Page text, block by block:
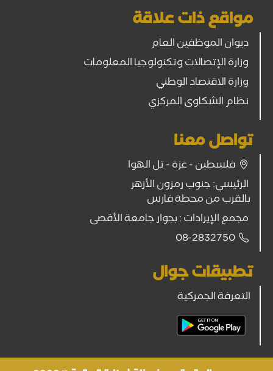
مواقع ذات علاقة
ديوان الموظفين العام
وزارة الإتصالات وتكنولوجيا المعلومات
وزارة الاقتصاد الوطني
نظام الشكاوى المركزي
تواصل معنا
فلسطين - غزة - تل الهوا
الرئيسي: جنوب رمزون الأزهر
بالقرب من محطة فارس
مجمع الإيرادات : بجوار جامعة الأقصى
08-2832750
تطبيقات جوال
التعرفة الجمركية